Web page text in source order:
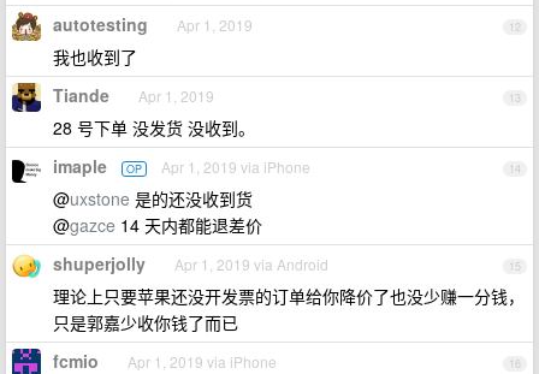
12
autotesting Apr 1, 2019
我也收到了
13
Tiande Apr 1, 2019
28 号下单 没发货 没收到。
14
imaple OP Apr 1, 2019 via iPhone
@uxstone 是的还没收到货
@gazce 14 天内都能退差价
15
shuperjolly Apr 1, 2019 via Android
理论上只要苹果还没开发票的订单给你降价了也没少赚一分钱，
只是郭嘉少收你钱了而已
16
fcmio Apr 1, 2019 via iPhone